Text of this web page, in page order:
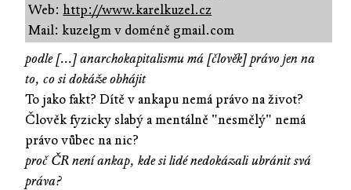
Web:http://www.karelkuzel.cz
Mail: kuzelgm v doméně gmail.com
podle [...] anarchokapitalismu má [člověk] právo jen na
to, co si dokáže obhájit
To jako fakt? Dítě v ankapu nemá právo na život?
Člověk fyzicky slabý a mentálně "nesmělý" nemá
právo vůbec na nic?
proč ČR není ankap, kde si lidé nedokázali ubránit svá
práva?